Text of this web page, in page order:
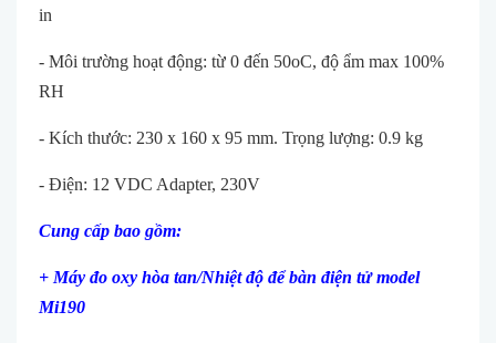
in
- Môi trường hoạt động: từ 0 đến 50oC, độ ẩm max 100%
RH
- Kích thước: 230 x 160 x 95 mm. Trọng lượng: 0.9 kg
- Điện: 12 VDC Adapter, 230V
Cung cấp bao gồm:
+ Máy đo oxy hòa tan/Nhiệt độ để bàn điện tử model
Mi190